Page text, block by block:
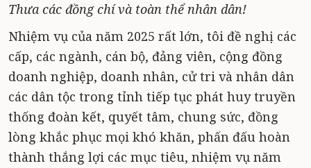
Thưa các đồng chí và toàn thể nhân dân!
Nhiệm vụ của năm 2025 rất lớn, tôi đề nghị các
cấp, các ngành, cán bộ, đảng viên, cộng đồng
doanh nghiệp, doanh nhân, cử tri và nhân dân
các dân tộc trong tỉnh tiếp tục phát huy truyền
thống đoàn kết, quyết tâm, chung sức, đồng
lòng khắc phục mọi khó khăn, phấn đấu hoàn
thành thắng lợi các mục tiêu, nhiệm vụ năm